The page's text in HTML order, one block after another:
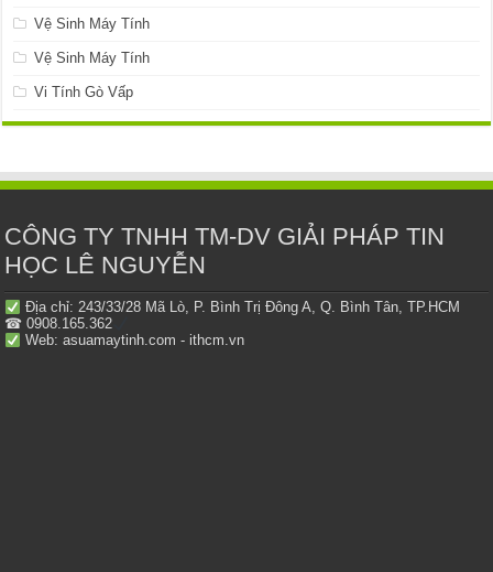
Vệ Sinh Máy Tính
Vệ Sinh Máy Tính
Vi Tính Gò Vấp
CÔNG TY TNHH TM-DV GIẢI PHÁP TIN
HỌC LÊ NGUYỄN
Địa chỉ: 243/33/28 Mã Lò, P. Bình Trị Đông A, Q. Bình Tân, TP.HCM
☎ 0908.165.362
Web: asuamaytinh.com - ithcm.vn